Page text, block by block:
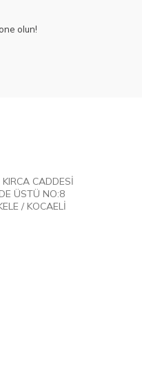
olun!
CADDESİ
ÜSTÜ NO:8
/ KOCAELİ